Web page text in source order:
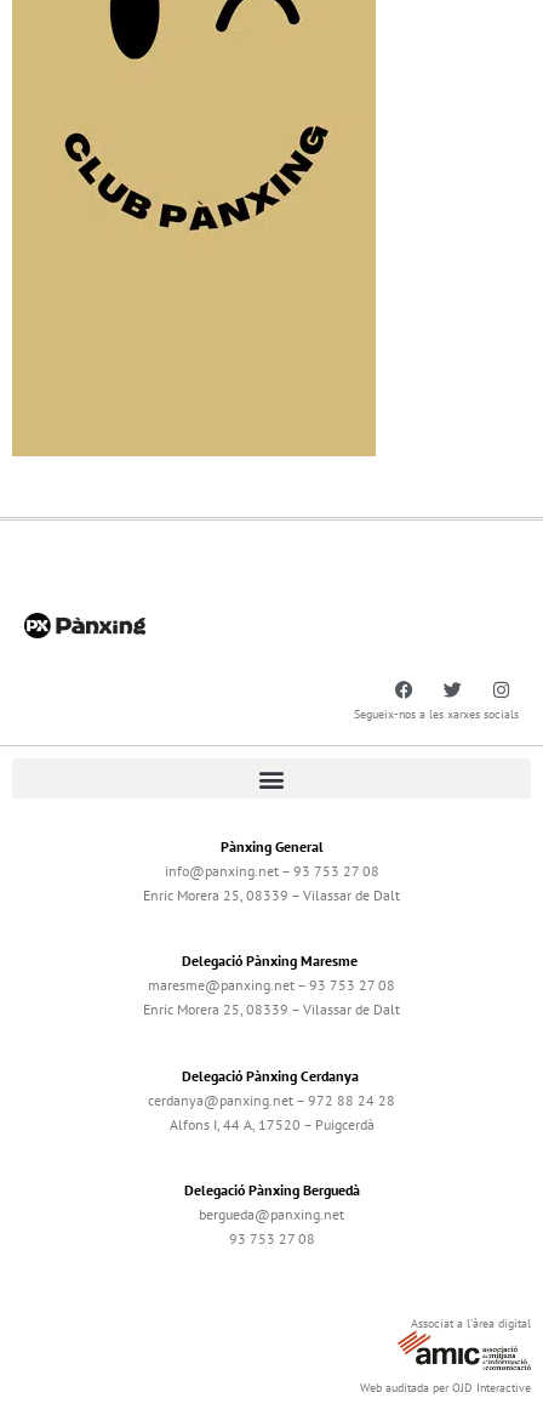
Segueix-nos a les xarxes socials
Pànxing General
info@panxing.net – 93 753 27 08
Enric Morera 25, 08339 – Vilassar de Dalt
Delegació Pànxing Maresme
maresme@panxing.net – 93 753 27 08
Enric Morera 25, 08339 – Vilassar de Dalt
Delegació Pànxing Cerdanya
cerdanya@panxing.net – 972 88 24 28
Alfons I, 44 A, 17520 – Puigcerdà
Delegació Pànxing Berguedà
bergueda@panxing.net
93 753 27 08
Associat a l'àrea digital
Web auditada per OJD Interactive